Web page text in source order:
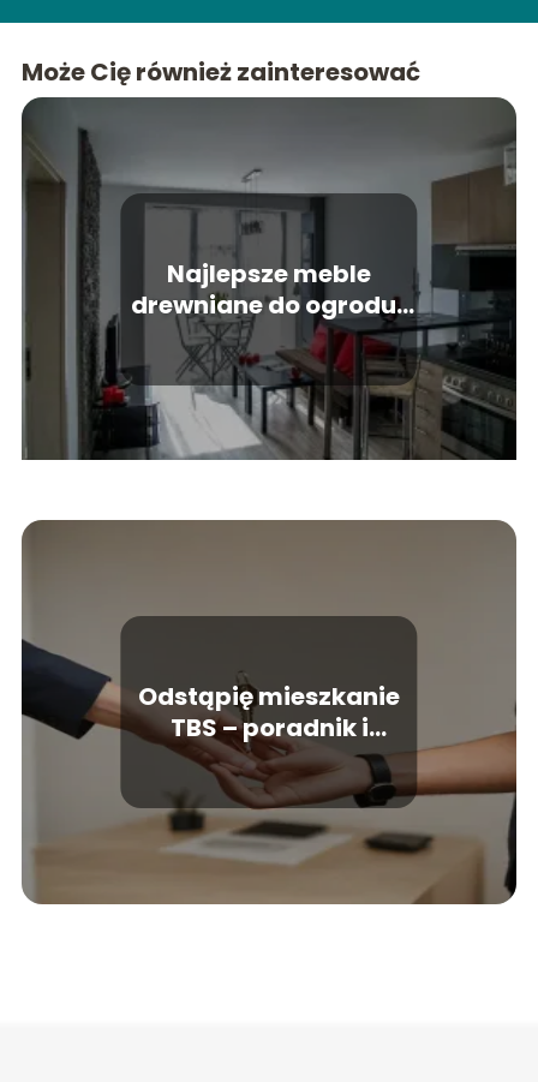
Może Cię również zainteresować
Najlepsze meble
drewniane do ogrodu i
nie tylko
Odstąpię mieszkanie
TBS – poradnik i
najważniejsze
wskazówki